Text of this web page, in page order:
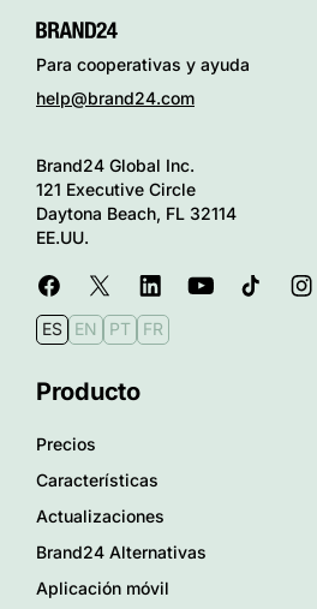
Para cooperativas y ayuda
help@brand24.com
Brand24 Global Inc.
121 Executive Circle
Daytona Beach, FL 32114
EE.UU.
ES EN PT FR
Producto
Precios
Características
Actualizaciones
Brand24 Alternativas
Aplicación móvil